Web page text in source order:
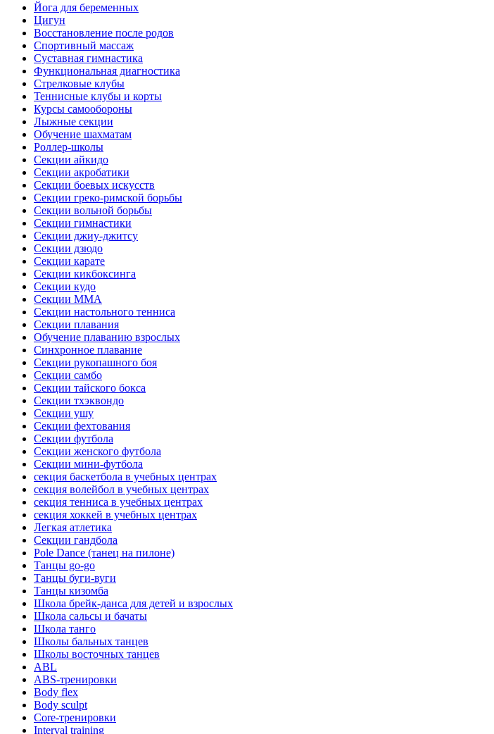
Йога для беременных
Цигун
Восстановление после родов
Спортивный массаж
Суставная гимнастика
Функциональная диагностика
Стрелковые клубы
Теннисные клубы и корты
Курсы самообороны
Лыжные секции
Обучение шахматам
Роллер-школы
Секции айкидо
Секции акробатики
Секции боевых искусств
Секции греко-римской борьбы
Секции вольной борьбы
Секции гимнастики
Секции джиу-джитсу
Секции дзюдо
Секции карате
Секции кикбоксинга
Секции кудо
Секции ММА
Секции настольного тенниса
Секции плавания
Обучение плаванию взрослых
Синхронное плавание
Секции рукопашного боя
Секции самбо
Секции тайского бокса
Секции тхэквондо
Секции ушу
Секции фехтования
Секции футбола
Секции женского футбола
Секции мини-футбола
секция баскетбола в учебных центрах
секция волейбол в учебных центрах
секция тенниса в учебных центрах
секция хоккей в учебных центрах
Легкая атлетика
Секции гандбола
Pole Dance (танец на пилоне)
Танцы go-go
Танцы буги-вуги
Танцы кизомба
Школа брейк-данса для детей и взрослых
Школа сальсы и бачаты
Школа танго
Школы бальных танцев
Школы восточных танцев
ABL
ABS-тренировки
Body flex
Body sculpt
Core-тренировки
Interval training